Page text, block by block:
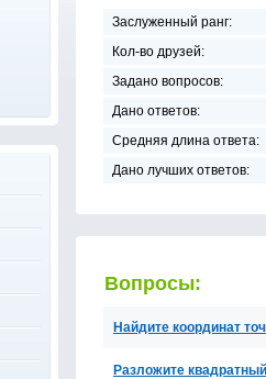
Заслуженный ранг:
Кол-во друзей:
Задано вопросов:
Дано ответов:
Средняя длина ответа:
Дано лучших ответов:
Вопросы:
Найдите координат
Разложите